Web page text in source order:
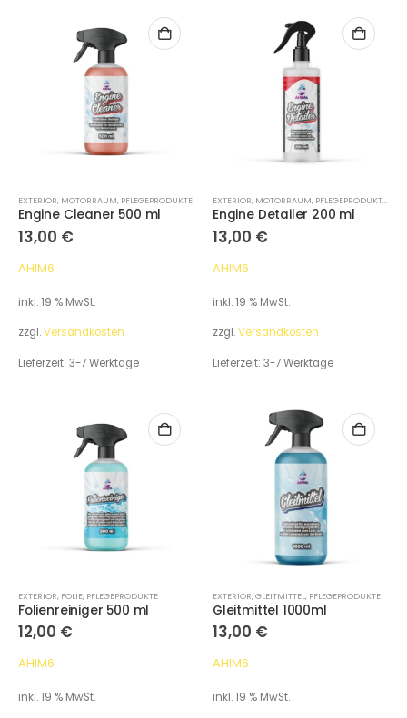
EXTERIOR, MOTORRAUM, PFLEGEPRODUKTE
Engine Cleaner 500 ml
13,00 €
AHIM6
inkl. 19 % MwSt.
zzgl.Versandkosten
Lieferzeit: 3-7 Werktage
EXTERIOR, MOTORRAUM, PFLEGEPRODUKTE
Engine Detailer 200 ml
13,00 €
AHIM6
inkl. 19 % MwSt.
zzgl.Versandkosten
Lieferzeit: 3-7 Werktage
EXTERIOR, FOLIE, PFLEGEPRODUKTE
Folienreiniger 500 ml
12,00 €
AHIM6
inkl. 19 % MwSt.
EXTERIOR,GLEITMITTEL, PFLEGEPRODUKTE
Gleitmittel 1000ml
13,00 €
AHIM6
inkl. 19 % MwSt.